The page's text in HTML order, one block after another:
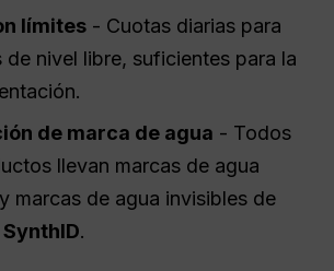
límites - Cuotas diarias para
de nivel libre, suficientes para la
de marca de agua - Todos
llevan marcas de agua
marcas de agua invisibles de
SynthID.